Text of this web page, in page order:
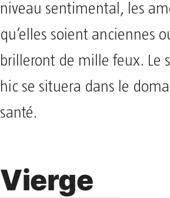
niveau sentimental, les
qu’elles soient anciennes
brilleront de mille feux. Le
hic se situera dans le
santé.
Vierge